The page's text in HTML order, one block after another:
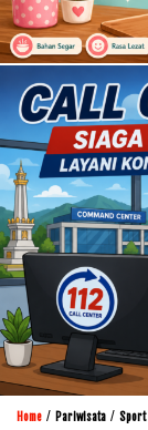
Home / Pariwisata / Sport